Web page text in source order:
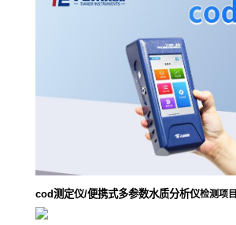
cod测定仪/便携式多参数水质分析仪检测项目